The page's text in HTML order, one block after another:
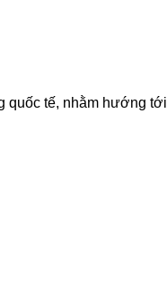
quốc tế, nhằm hướng tới